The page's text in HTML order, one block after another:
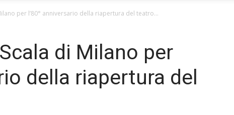
per l’80° anniversario della riapertura del teatro...
di Milano per
della riapertura del